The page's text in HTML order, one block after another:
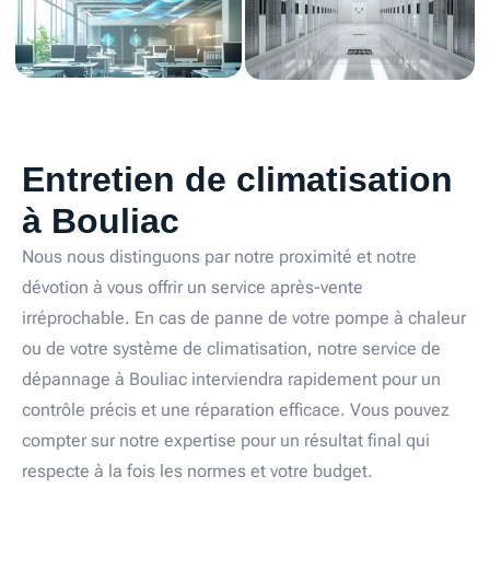
Entretien de climatisation
à Bouliac
Nous nous distinguons par notre proximité et notre
dévotion à vous offrir un service après-vente
irréprochable. En cas de panne de votre pompe à chaleur
ou de votre système de climatisation, notre service de
dépannage à Bouliac interviendra rapidement pour un
contrôle précis et une réparation efficace. Vous pouvez
compter sur notre expertise pour un résultat final qui
respecte à la fois les normes et votre budget.